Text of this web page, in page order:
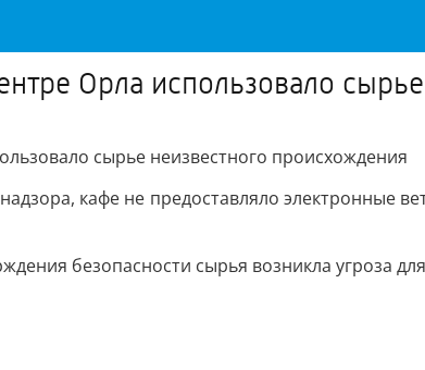
Орла использовало
сырье неизвестного происхождения
кафе не предоставляло электронные
безопасности сырья возникла угроза